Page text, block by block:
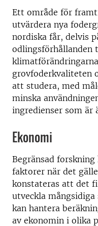
Ett område för
utvärdera nya
nordiska får, delvis
odlingsförhållanden
grovfoderkvaliteten
att studera, med
minska
ingredienser som är
Ekonomi
Begränsad
faktorer när det
konstateras att det
utveckla
kan hantera
av ekonomin i olika